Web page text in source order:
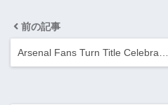
前の記事
Arsenal Fans Turn Title Celebra…